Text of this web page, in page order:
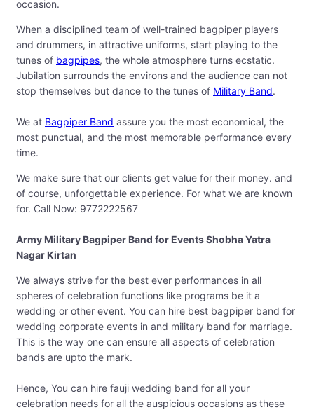
occasion.
When a disciplined team of well-trained bagpiper players
and drummers, in attractive uniforms, start playing to the
tunes of bagpipes, the whole atmosphere turns ecstatic.
Jubilation surrounds the environs and the audience can not
stop themselves but dance to the tunes of Military Band.
We at Bagpiper Band assure you the most economical, the
most punctual, and the most memorable performance every
time.
We make sure that our clients get value for their money. and
of course, unforgettable experience. For what we are known
for. Call Now: 9772222567
Army Military Bagpiper Band for Events Shobha Yatra
Nagar Kirtan
We always strive for the best ever performances in all
spheres of celebration functions like programs be it a
wedding or other event. You can hire best bagpiper band for
wedding corporate events in and military band for marriage.
This is the way one can ensure all aspects of celebration
bands are upto the mark.
Hence, You can hire fauji wedding band for all your
celebration needs for all the auspicious occasions as these